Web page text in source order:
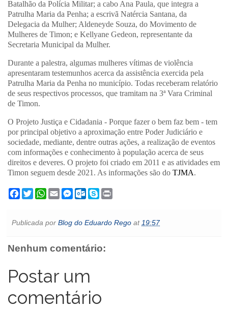
Batalhão da Polícia Militar; a cabo Ana Paula, que integra a
Patrulha Maria da Penha; a escrivã Natércia Santana, da
Delegacia da Mulher; Aldeneyde Souza, do Movimento de
Mulheres de Timon; e Kellyane Gedeon, representante da
Secretaria Municipal da Mulher.
Durante a palestra, algumas mulheres vítimas de violência
apresentaram testemunhos acerca da assistência exercida pela
Patrulha Maria da Penha no município. Todas receberam relatório
de seus respectivos processos, que tramitam na 3ª Vara Criminal
de Timon.
O Projeto Justiça e Cidadania - Porque fazer o bem faz bem - tem
por principal objetivo a aproximação entre Poder Judiciário e
sociedade, mediante, dentre outras ações, a realização de eventos
com informações e conhecimento à população acerca de seus
direitos e deveres. O projeto foi criado em 2011 e as atividades em
Timon seguem desde 2021. As informações são do TJMA.
F
a
b
k
T
w
t
W
h
s
p
E
m
l
M
e
e
e
O
u
o
.
m
S
k
e
t
Publicada por Blog do Eduardo Rego at 19:57
Nenhum comentário:
Postar um
comentário